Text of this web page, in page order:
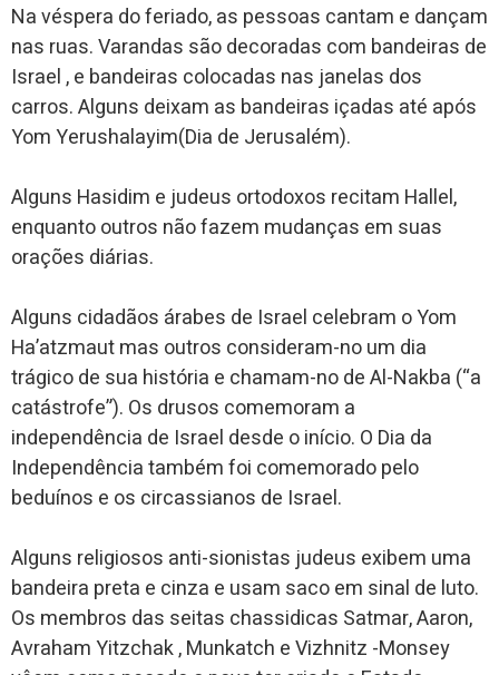
Na véspera do feriado, as pessoas cantam e dançam
nas ruas. Varandas são decoradas com bandeiras de
Israel , e bandeiras colocadas nas janelas dos
carros. Alguns deixam as bandeiras içadas até após
Yom Yerushalayim(Dia de Jerusalém).
Alguns Hasidim e judeus ortodoxos recitam Hallel,
enquanto outros não fazem mudanças em suas
orações diárias.
Alguns cidadãos árabes de Israel celebram o Yom
Ha’atzmaut mas outros consideram-no um dia
trágico de sua história e chamam-no de Al-Nakba (“a
catástrofe”). Os drusos comemoram a
independência de Israel desde o início. O Dia da
Independência também foi comemorado pelo
beduínos e os circassianos de Israel.
Alguns religiosos anti-sionistas judeus exibem uma
bandeira preta e cinza e usam saco em sinal de luto.
Os membros das seitas chassidicas Satmar, Aaron,
Avraham Yitzchak , Munkatch e Vizhnitz -Monsey